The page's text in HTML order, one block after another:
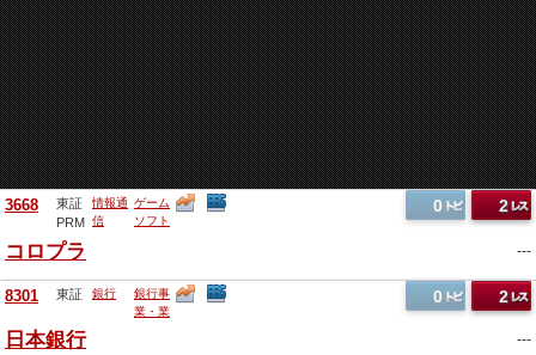
3668
東証
PRM
情報通
信
ゲーム
ソフト
2
0
コロプラ ---
8301 東証 銀行
銀行事
業・業
2
0
日本銀行 ---